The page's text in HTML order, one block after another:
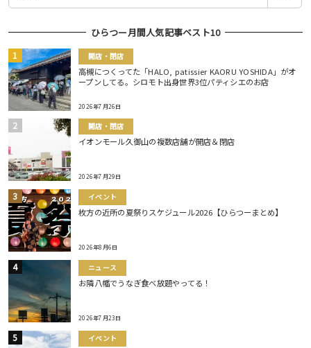
ひらつー月間人気記事ベスト10
開店・閉店
高槻につくってた「HALO, patissier KAORU YOSHIDA」がオ
ープンしてる。シロモト出身世界3位パティシエのお店
2026年7月26日
開店・閉店
イオンモール久御山の複数店舗が開店＆閉店
2026年7月29日
イベント
枚方の近所の夏祭りスケジュール2026【ひらつーまとめ】
2026年8月6日
ニュース
お隣八幡でうなぎ食べ放題やってる！
2026年7月23日
イベント